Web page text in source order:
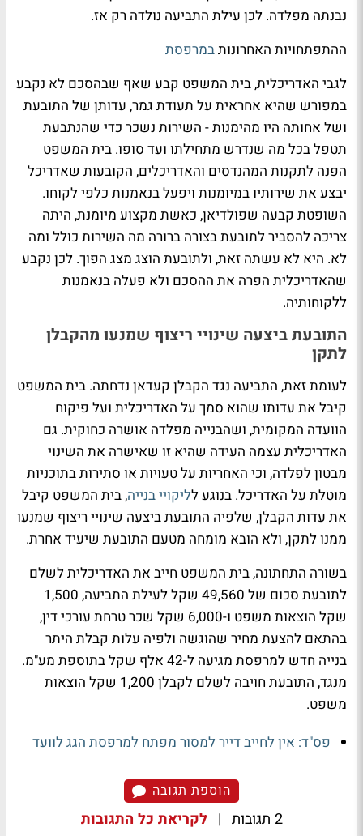
נבנתה מפלדה. לכן עילת התביעה נולדה רק אז.
ההתפתחויות האחרונותבמרפסת
לגבי האדריכלית, בית המשפט קבע שאף שבהסכם לא נקבע
במפורש שהיא אחראית על תעודת גמר, עדותן של התובעת
ושל אחותה היו מהימנות - השירות נשכר כדי שהנתבעת
תטפל בכל מה שנדרש מתחילתו ועד סופו. בית המשפט
הפנה לתקנות המהנדסים והאדריכלים, הקובעות שאדריכל
יבצע את שירותיו במיומנות ויפעל בנאמנות כלפי לקוחו.
השופטת קבעה שפולדיאן, כאשת מקצוע מיומנת, היתה
צריכה להסביר לתובעת בצורה ברורה מה השירות כולל ומה
לא. היא לא עשתה זאת, ולתובעת הוצג מצג הפוך. לכן נקבע
שהאדריכלית הפרה את ההסכם ולא פעלה בנאמנות
ללקוחותיה.
התובעת ביצעה שינויי ריצוף שמנעו מהקבלן
לתקן
לעומת זאת, התביעה נגד הקבלן קעדאן נדחתה. בית המשפט
קיבל את עדותו שהוא סמך על האדריכלית ועל פיקוח
הוועדה המקומית, ושהבנייה מפלדה אושרה כחוקית. גם
האדריכלית עצמה העידה שהיא זו שאישרה את השינוי
מבטון לפלדה, וכי האחריות על טעויות או סתירות בתוכניות
מוטלת על האדריכל. בנוגע לליקויי בנייה, בית המשפט קיבל
את עדות הקבלן, שלפיה התובעת ביצעה שינויי ריצוף שמנעו
ממנו לתקן, ולא הובא מומחה מטעם התובעת שיעיד אחרת.
בשורה התחתונה, בית המשפט חייב את האדריכלית לשלם
לתובעת סכום של 49,560 שקל לעילת התביעה, 1,500
שקל הוצאות משפט ו-6,000 שקל שכר טרחת עורכי דין,
בהתאם להצעת מחיר שהוגשה ולפיה עלות קבלת היתר
בנייה חדש למרפסת מגיעה ל-42 אלף שקל בתוספת מע"מ.
מנגד, התובעת חויבה לשלם לקבלן 1,200 שקל הוצאות
משפט.
פס"ד: אין לחייב דייר למסור מפתח למרפסת הגג לוועד
הוספת תגובה
2 תגובות | לקריאת כל התגובות